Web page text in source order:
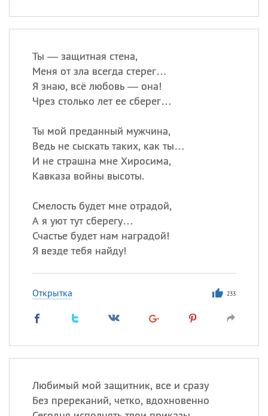
Ты — защитная стена,
Меня от зла всегда стерег…
Я знаю, всё любовь — она!
Чрез столько лет ее сберег…
Ты мой преданный мужчина,
Ведь не сыскать таких, как ты…
И не страшна мне Хиросима,
Кавказа войны высоты.
Смелость будет мне отрадой,
А я уют тут сберегу…
Счастье будет нам наградой!
Я везде тебя найду!
Открытка 233
Любимый мой защитник, все и сразу
Без пререканий, четко, вдохновенно